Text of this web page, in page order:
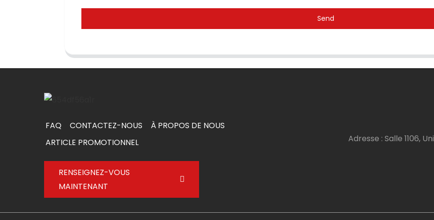
Send
FAQ CONTACTEZ-NOUS
À PROPOS DE NOUS
ARTICLE PROMOTIONNEL
RENSEIGNEZ-VOUS
MAINTENANT
Adresse : Salle 1106,